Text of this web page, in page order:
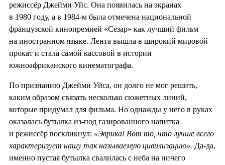
режиссёр Джейми Уйс. Она появилась на экранах
в 1980 году, а в 1984-м была отмечена национальной
французской кинопремией «Сезар» как лучший фильм
на иностранном языке. Лента вышла в широкий мировой
прокат и стала самой кассовой в истории
южноафриканского кинематографа.
По признанию Джейми Уйса, он долго не мог решить,
каким образом связать несколько сюжетных линий,
которые придумал для фильма. Но однажды у него в руках
оказалась бутылка из-под газированного напитка
и режиссёр воскликнул: «Эврика! Вот то, что лучше всего
характеризует нашу так называемую цивилизацию». Да-да,
именно пустая бутылка свалилась с неба на ничего